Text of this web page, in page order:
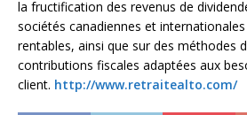
la fructification des revenus de
sociétés canadiennes et
rentables, ainsi que sur des méthodes
contributions fiscales adaptées aux
client. http://www.retraitealto.com/